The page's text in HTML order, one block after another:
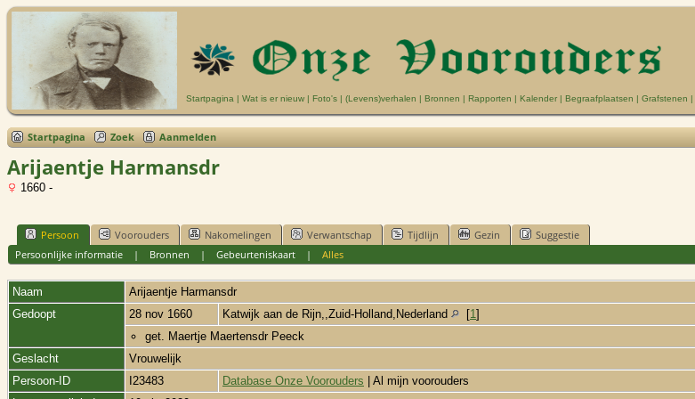
Startpagina | Wat is er nieuw | Foto's | (Levens)verhalen | Bronnen | Rapporten | Kalender | Begraafplaatsen | Grafstenen |
Startpagina Zoek Aanmelden
Arijaentje Harmansdr
1660 -
Persoon Voorouders Nakomelingen Verwantschap Tijdlijn Gezin
Suggestie
Persoonlijke informatie| Bronnen | Gebeurteniskaart| Alles
Naam
Arijaentje Harmansdr
Gedoopt
28 nov 1660 Katwijk aan de Rijn,,Zuid-Holland,Nederland [1]
get. Maertje Maertensdr Peeck
Geslacht
Vrouwelijk
Persoon-ID
I23483 Database Onze Voorouders | Al mijn voorouders